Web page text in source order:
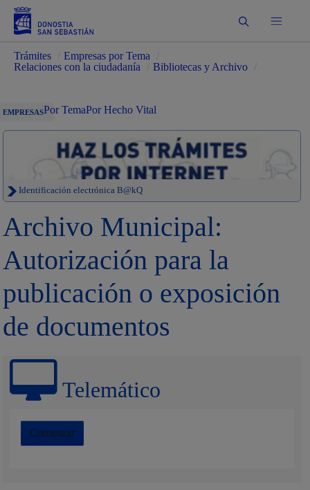
Buscar
Trámites Empresas por Tema
Relaciones con la ciudadanía
Bibliotecas y Archivo
EMPRESASPor TemaPor Hecho Vital
Identificación electrónica B@kQ
Archivo Municipal:
Autorización para la
publicación o exposición
de documentos
Telemático
Comenzar